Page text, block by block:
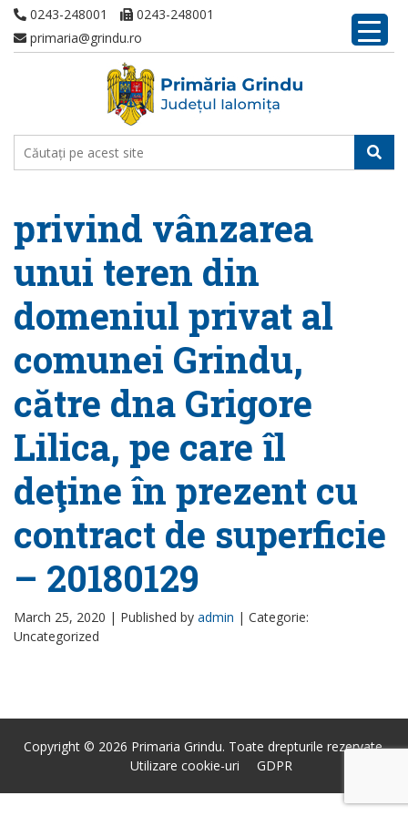
0243-248001
0243-248001
primaria@grindu.ro
privind vânzarea
unui teren din
domeniul privat al
comunei Grindu,
către dna Grigore
Lilica, pe care îl
deţine în prezent cu
contract de superficie
– 20180129
March 25, 2020 | Published by admin | Categorie:
Uncategorized
Copyright © 2026 Primaria Grindu. Toate drepturile rezervate.
Utilizare cookie-uri
GDPR